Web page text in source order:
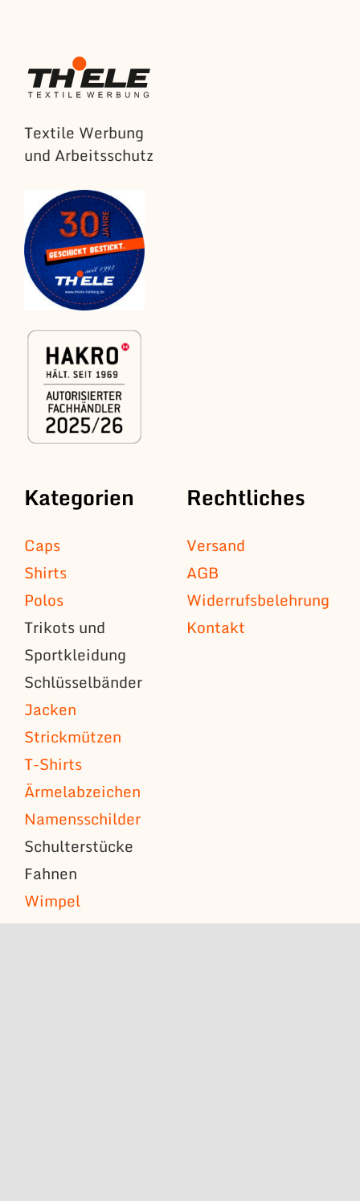
Textile Werbung
und Arbeitsschutz
Kategorien
Caps
Shirts
Polos
Trikots und
Sportkleidung
Schlüsselbänder
Jacken
Strickmützen
T-Shirts
Ärmelabzeichen
Namensschilder
Schulterstücke
Fahnen
Wimpel
Rechtliches
Versand
AGB
Widerrufsbelehrung
Kontakt